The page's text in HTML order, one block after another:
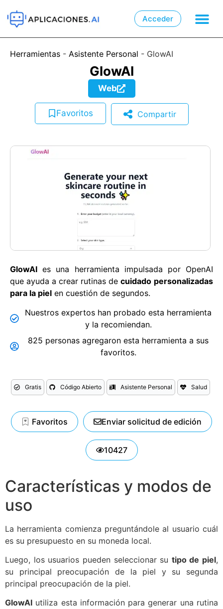
Acceder
Herramientas - Asistente Personal - GlowAI
GlowAI
Web
Favoritos Compartir
GlowAI es una herramienta impulsada por OpenAI
que ayuda a crear rutinas de cuidado personalizadas
para la piel en cuestión de segundos.
Nuestros expertos han probado esta herramienta
y la recomiendan.
825 personas agregaron esta herramienta a sus
favoritos.
Gratis Código Abierto Asistente Personal Salud
Favoritos Enviar solicitud de edición
10427
Características y modos de
uso
La herramienta comienza preguntándole al usuario cuál
es su presupuesto en su moneda local.
Luego, los usuarios pueden seleccionar su tipo de piel,
su principal preocupación de la piel y su segunda
principal preocupación de la piel.
GlowAI utiliza esta información para generar una rutina